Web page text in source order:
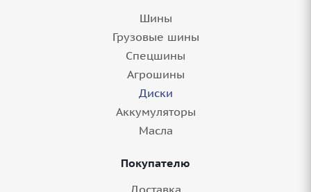
Шины
Грузовые шины
Спецшины
Агрошины
Диски
Аккумуляторы
Масла
Покупателю